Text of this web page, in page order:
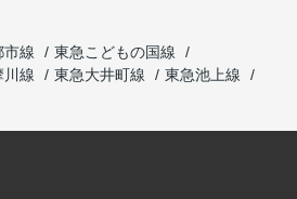
市線
東急こどもの国線
川線 東急大井町線
東急池上線